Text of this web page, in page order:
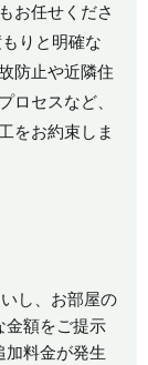
お任せくださ
りと明確な
防止や近隣住
ロセスなど、
をお約束しま
し、お部屋の
金額をご提示
加料金が発生